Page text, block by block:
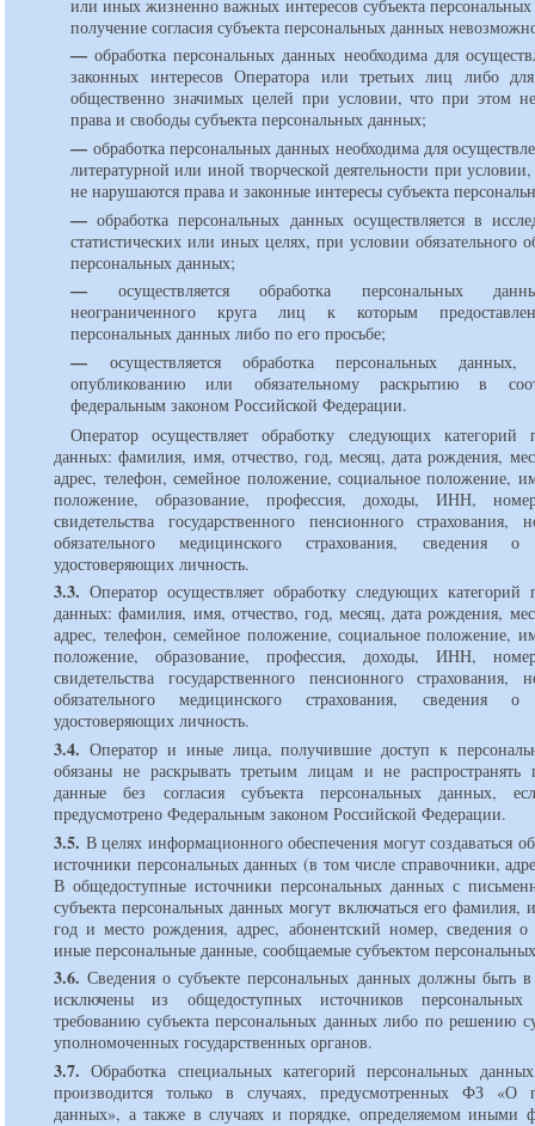
или иных жизненно важных интересов субъекта
получение согласия субъекта персональных данных
— обработка персональных данных необходима для
законных интересов Оператора или третьих лиц либо
общественно значимых целей при условии, что при этом
права и свободы субъекта персональных данных;
— обработка персональных данных необходима для
литературной или иной творческой деятельности при
не нарушаются права и законные интересы субъекта
— обработка персональных данных осуществляется в
статистических или иных целях, при условии обязательного
персональных данных;
— осуществляется обработка персональных
неограниченного круга лиц к которым
персональных данных либо по его просьбе;
— осуществляется обработка персональных данных,
опубликованию или обязательному раскрытию в
федеральным законом Российской Федерации.
Оператор осуществляет обработку следующих категорий
данных: фамилия, имя, отчество, год, месяц, дата рождения,
адрес, телефон, семейное положение, социальное положение,
положение, образование, профессия, доходы, ИНН, номер
свидетельства государственного пенсионного страхования,
обязательного медицинского страхования, сведения о
удостоверяющих личность.
3.3. Оператор осуществляет обработку следующих категорий
данных: фамилия, имя, отчество, год, месяц, дата рождения,
адрес, телефон, семейное положение, социальное положение,
положение, образование, профессия, доходы, ИНН, номер
свидетельства государственного пенсионного страхования,
обязательного медицинского страхования, сведения о
удостоверяющих личность.
3.4. Оператор и иные лица, получившие доступ к
обязаны не раскрывать третьим лицам и не распространять
данные без согласия субъекта персональных данных,
предусмотрено Федеральным законом Российской Федерации.
3.5. В целях информационного обеспечения могут создаваться
источники персональных данных (в том числе справочники,
В общедоступные источники персональных данных с
субъекта персональных данных могут включаться его фамилия,
год и место рождения, адрес, абонентский номер, сведения
иные персональные данные, сообщаемые субъектом
3.6. Сведения о субъекте персональных данных должны быть
исключены из общедоступных источников
требованию субъекта персональных данных либо по решению
уполномоченных государственных органов.
3.7. Обработка специальных категорий персональных
производится только в случаях, предусмотренных ФЗ «О
данных», а также в случаях и порядке, определяемом иными